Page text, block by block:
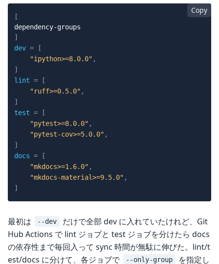
Copy
[
dependency-groups
]
dev =
[
"ipython>=8.0.0" ,
]
lint =
[
"ruff>=0.5.0" ,
]
test =
[
"pytest>=8.0.0" ,
"pytest-cov>=5.0.0" ,
]
docs =
[
"mkdocs>=1.6.0" ,
"mkdocs-material>=9.5.0" ,
]
最初は --dev
だけで全部 dev に入れていたけれど、Git
Hub Actions で lint ジョブと test ジョブを分けたら docs
の依存性まで毎回入って sync 時間が無駄に伸びた。lint/t
est/docs に分けて、各ジョブで
--only-group を指定し